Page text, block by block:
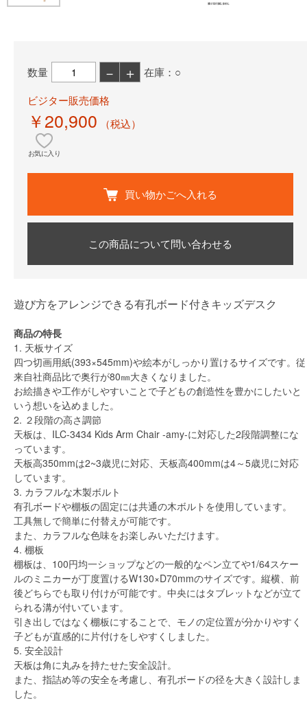
数量 － ＋
在庫：○
ビジター販売価格
￥20,900 （税込）
お気に入り
買い物かごへ入れる
この商品について問い合わせる
遊び方をアレンジできる有孔ボード付きキッズデスク
商品の特長
1. 天板サイズ
四つ切画用紙(393×545mm)や絵本がしっかり置けるサイズです。従
来自社商品比で奥行が80㎜大きくなりました。
お絵描きや工作がしやすいことで子どもの創造性を豊かにしたいと
いう想いを込めました。
2. ２段階の高さ調節
天板は、ILC-3434 Kids Arm Chair -amy-に対応した2段階調整にな
っています。
天板高350mmは2~3歳児に対応、天板高400mmは4～5歳児に対応
しています。
3. カラフルな木製ボルト
有孔ボードや棚板の固定には共通の木ボルトを使用しています。
工具無しで簡単に付替えが可能です。
また、カラフルな色味をお楽しみいただけます。
4. 棚板
棚板は、100円均一ショップなどの一般的なペン立てや1/64スケー
ルのミニカーが丁度置けるW130×D70mmのサイズです。縦横、前
後どちらでも取り付けが可能です。中央にはタブレットなどが立て
られる溝が付いています。
引き出しではなく棚板にすることで、モノの定位置が分かりやすく
子どもが直感的に片付けをしやすくしました。
5. 安全設計
天板は角に丸みを持たせた安全設計。
また、指詰め等の安全を考慮し、有孔ボードの径を大きく設計しま
した。